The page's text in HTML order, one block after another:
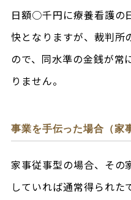
日額○千円に療養看護の
快となりますが、裁判所
ので、同水準の金銭が常
りません。
事業を手伝った場合（家
家事従事型の場合、その
していれば通常得られた